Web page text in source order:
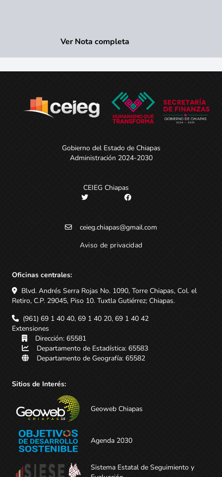
Ver Nota completa
Gobierno del Estado de Chiapas
Administración 2024-2030
CEIEG Chiapas
ceieg.chiapas@gmail.com
Aviso de privacidad
Oficinas centrales:
Blvd. Andrés Serra Rojas No. 1090, Torre Chiapas, Col. el
Retiro, C.P. 29045, Piso 10. Tuxtla Gutiérrez; Chiapas.
(961) 69 1 40 40, 69 1 40 20, 69 1 40 42
Extensiones
Dirección: 65581
Departamento de Estadística: 65583
Departamento de Geografía: 65582
Sitios de Interés:
Geoweb Chiapas
Agenda 2030
Sistema Estatal de Seguimiento y